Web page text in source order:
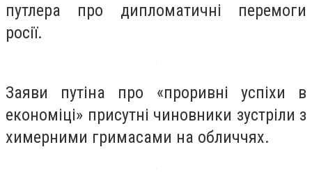
путлера про дипломатичні перемоги
росії.
Заяви путіна про «проривні успіхи в
економіці» присутні чиновники зустріли з
химерними гримасами на обличчях.